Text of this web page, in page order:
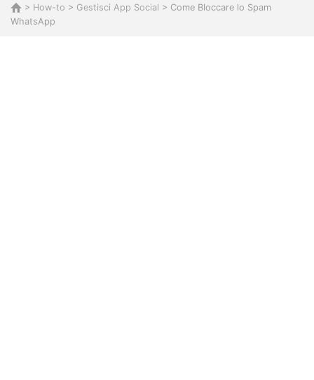
> How-to > Gestisci App Social > Come Bloccare lo Spam
WhatsApp